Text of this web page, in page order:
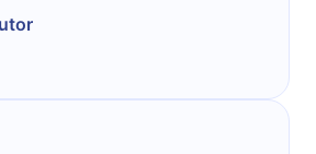
de Europa. Tiene seis libros
filosofía y, sobre todo, la
con medios como la
en donde se dio a